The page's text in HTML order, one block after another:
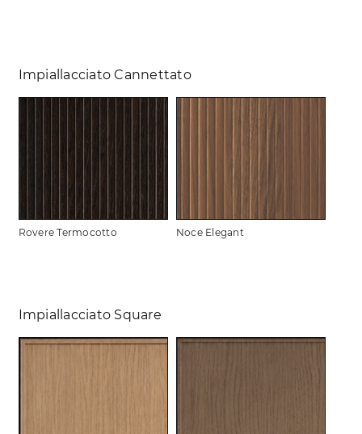
Impiallacciato Cannettato
Rovere Termocotto Noce Elegant
Impiallacciato Square